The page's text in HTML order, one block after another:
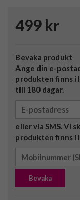
499 kr
Bevaka produkt
Ange din e-
produkten finns i
till 180 dagar.
eller via SMS. Vi
produkten finns i
Bevaka